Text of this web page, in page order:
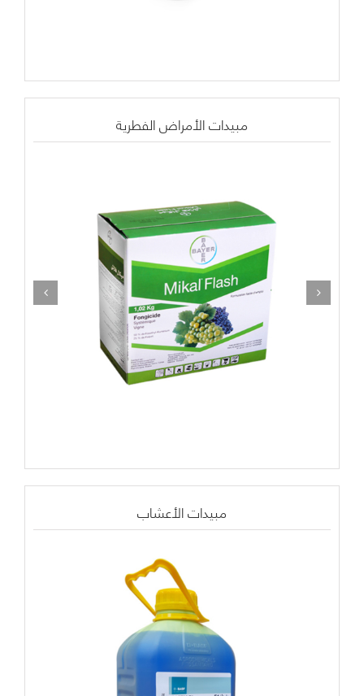
مبيدات الأمراض الفطرية
مبيدات الأعشاب